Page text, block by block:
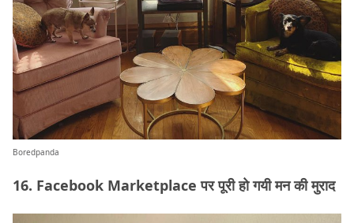
Boredpanda
16. Facebook Marketplace पर पूरी हो गयी मन की मुराद